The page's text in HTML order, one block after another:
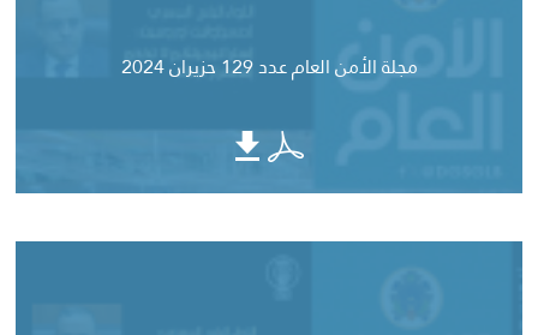
مجلة الأمن العام عدد 129 حزيران 2024